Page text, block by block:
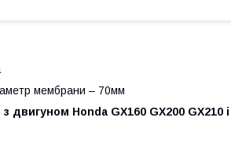
мембрани – 70мм
двигуном Honda GX160 GX200 GX210 і